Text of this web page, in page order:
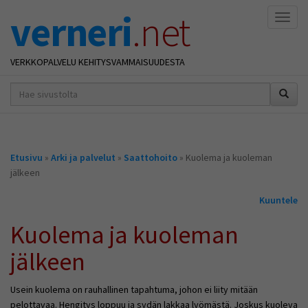
verneri.net
VERKKOPALVELU KEHITYSVAMMAISUUDESTA
hakusana(t)
Olet
täällä
Etusivu » Arki ja palvelut » Saattohoito » Kuolema ja kuoleman
jälkeen
Kuuntele
Kuolema ja kuoleman
jälkeen
Usein kuolema on rauhallinen tapahtuma, johon ei liity mitään
pelottavaa. Hengitys loppuu ja sydän lakkaa lyömästä. Joskus kuoleva